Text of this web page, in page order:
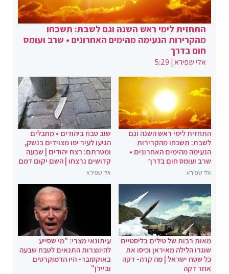
התחזית לימי ראש השנה וגם לשבת: תשכחו
מהקרירות הנעימה מהימים האחרונים • שרב ועומס
חום בדרך
אלי שפירא|
5:29
התחזית לימי ראש השנה וגם
לשבת: תשכחו מהקרירות
הנעימה מהימים האחרונים •
שרב ועומס חום בדרך
אלי שפירא
שוב טבח ביהודים • מחבלים
הגיעו לעיר יפו מצוידים בנשק,
ומטרתם: רצח יהודים | שבעה
קדושים נרצחו | השם יקום דמם
אלי שפירא
מאות רבות של טילים בליסטיים
שוגרו הלילה מאיראן וכיסו את
כל שטח ישראל | מה קרה- דקה
אחר דקה
עיתונאי מצרי: "מי שסייע
להיווצרות התנאים לטבח שבעה
באוקטובר- היו הדמוקרטים
וביידן"